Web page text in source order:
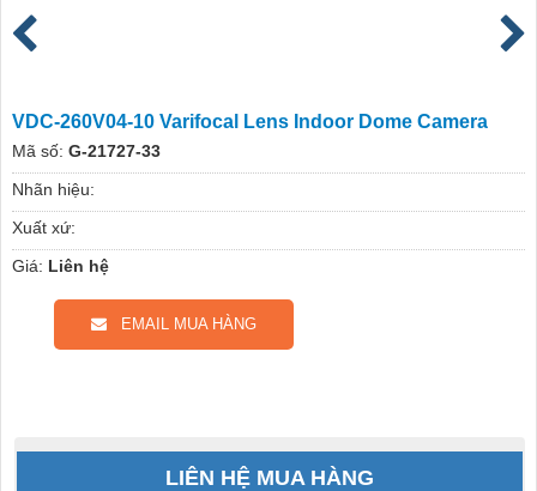
VDC-260V04-10 Varifocal Lens Indoor Dome Camera
Mã số: G-21727-33
Nhãn hiệu:
Xuất xứ:
Giá: Liên hệ
EMAIL MUA HÀNG
LIÊN HỆ MUA HÀNG